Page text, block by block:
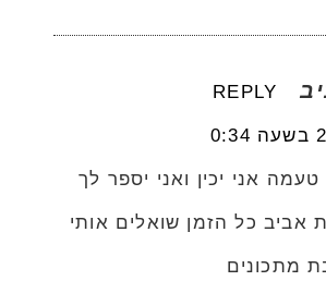
REPLY
אני יכין ואני יספר לך
אביב כל הזמן שואלים אותי
מתכונים